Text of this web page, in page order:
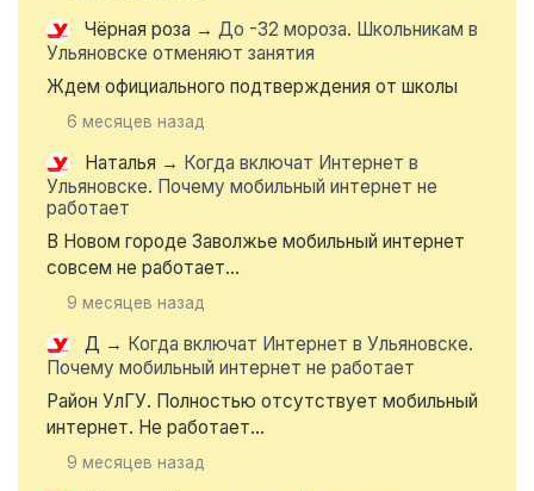
Чёрная роза → До -32 мороза. Школьникам в
Ульяновске отменяют занятия
Ждем официального подтверждения от школы
6 месяцев назад
Наталья → Когда включат Интернет в
Ульяновске. Почему мобильный интернет не
работает
В Новом городе Заволжье мобильный интернет
совсем не работает...
9 месяцев назад
Д → Когда включат Интернет в Ульяновске.
Почему мобильный интернет не работает
Район УлГУ. Полностью отсутствует мобильный
интернет. Не работает...
9 месяцев назад